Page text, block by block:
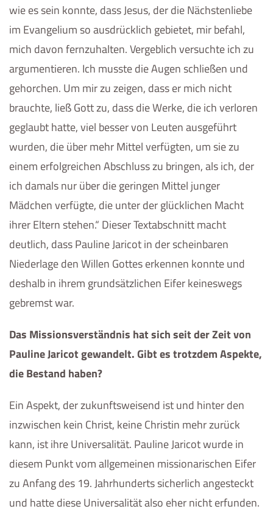
wie es sein konnte, dass Jesus, der die Nächstenliebe
im Evangelium so ausdrücklich gebietet, mir befahl,
mich davon fernzuhalten. Vergeblich versuchte ich zu
argumentieren. Ich musste die Augen schließen und
gehorchen. Um mir zu zeigen, dass er mich nicht
brauchte, ließ Gott zu, dass die Werke, die ich verloren
geglaubt hatte, viel besser von Leuten ausgeführt
wurden, die über mehr Mittel verfügten, um sie zu
einem erfolgreichen Abschluss zu bringen, als ich, der
ich damals nur über die geringen Mittel junger
Mädchen verfügte, die unter der glücklichen Macht
ihrer Eltern stehen.“ Dieser Textabschnitt macht
deutlich, dass Pauline Jaricot in der scheinbaren
Niederlage den Willen Gottes erkennen konnte und
deshalb in ihrem grundsätzlichen Eifer keineswegs
gebremst war.
Das Missionsverständnis hat sich seit der Zeit von
Pauline Jaricot gewandelt. Gibt es trotzdem Aspekte,
die Bestand haben?
Ein Aspekt, der zukunftsweisend ist und hinter den
inzwischen kein Christ, keine Christin mehr zurück
kann, ist ihre Universalität. Pauline Jaricot wurde in
diesem Punkt vom allgemeinen missionarischen Eifer
zu Anfang des 19. Jahrhunderts sicherlich angesteckt
und hatte diese Universalität also eher nicht erfunden.